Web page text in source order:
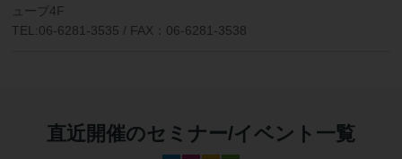
ューブ4F
TEL:06-6281-3535 / FAX：06-6281-3538
直近開催のセミナー/イベント一覧